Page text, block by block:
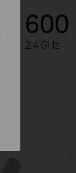
600
2.4 GHz